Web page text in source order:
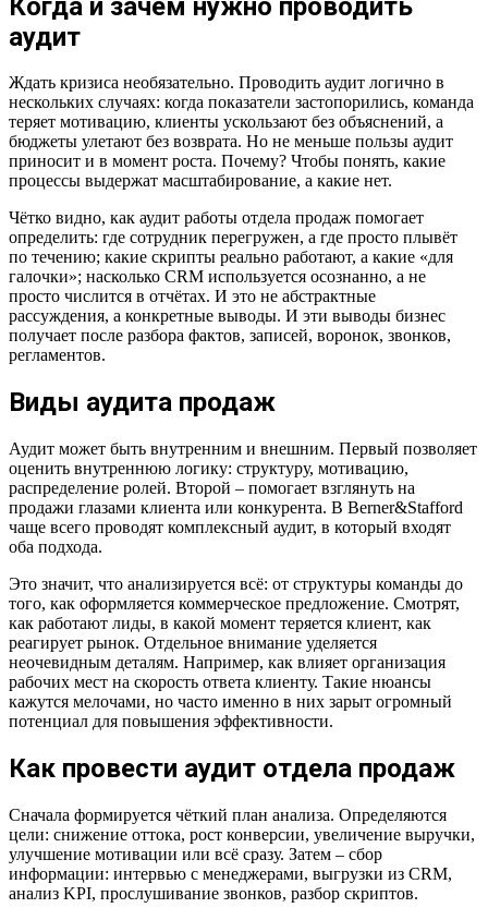
аудит
Ждать кризиса необязательно. Проводить аудит логично в
нескольких случаях: когда показатели застопорились, команда
теряет мотивацию, клиенты ускользают без объяснений, а
бюджеты улетают без возврата. Но не меньше пользы аудит
приносит и в момент роста. Почему? Чтобы понять, какие
процессы выдержат масштабирование, а какие нет.
Чётко видно, как аудит работы отдела продаж помогает
определить: где сотрудник перегружен, а где просто плывёт
по течению; какие скрипты реально работают, а какие «для
галочки»; насколько CRM используется осознанно, а не
просто числится в отчётах. И это не абстрактные
рассуждения, а конкретные выводы. И эти выводы бизнес
получает после разбора фактов, записей, воронок, звонков,
регламентов.
Виды аудита продаж
Аудит может быть внутренним и внешним. Первый позволяет
оценить внутреннюю логику: структуру, мотивацию,
распределение ролей. Второй – помогает взглянуть на
продажи глазами клиента или конкурента. В Berner&Stafford
чаще всего проводят комплексный аудит, в который входят
оба подхода.
Это значит, что анализируется всё: от структуры команды до
того, как оформляется коммерческое предложение. Смотрят,
как работают лиды, в какой момент теряется клиент, как
реагирует рынок. Отдельное внимание уделяется
неочевидным деталям. Например, как влияет организация
рабочих мест на скорость ответа клиенту. Такие нюансы
кажутся мелочами, но часто именно в них зарыт огромный
потенциал для повышения эффективности.
Как провести аудит отдела продаж
Сначала формируется чёткий план анализа. Определяются
цели: снижение оттока, рост конверсии, увеличение выручки,
улучшение мотивации или всё сразу. Затем – сбор
информации: интервью с менеджерами, выгрузки из CRM,
анализ KPI, прослушивание звонков, разбор скриптов.